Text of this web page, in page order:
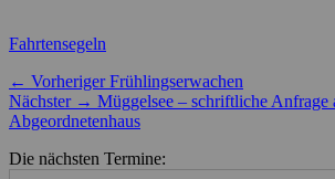
Kategorien
Fahrtensegeln
Beitragsnavigation
← Vorheriger Vorheriger
Beitrag:
Frühlingserwachen
Nächster → Nächster
Beitrag:
Müggelsee – schriftliche Anfrage
Abgeordnetenhaus
Die nächsten Termine: